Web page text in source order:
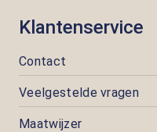
Klantenservice
Contact
Veelgestelde vragen
Maatwijzer